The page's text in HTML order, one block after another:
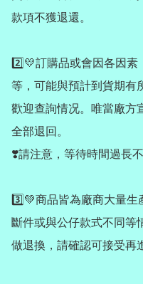
款項不獲退還。
2️⃣💛訂購品或會因各因
等，可能與預計到貨期有
歡迎查詢情况。唯當廠方
全部退回。
❣️請注意，等待時間過長
3️⃣💚商品皆為廠商大量生
斷件或與公仔款式不同等
做退換，請確認可接受再